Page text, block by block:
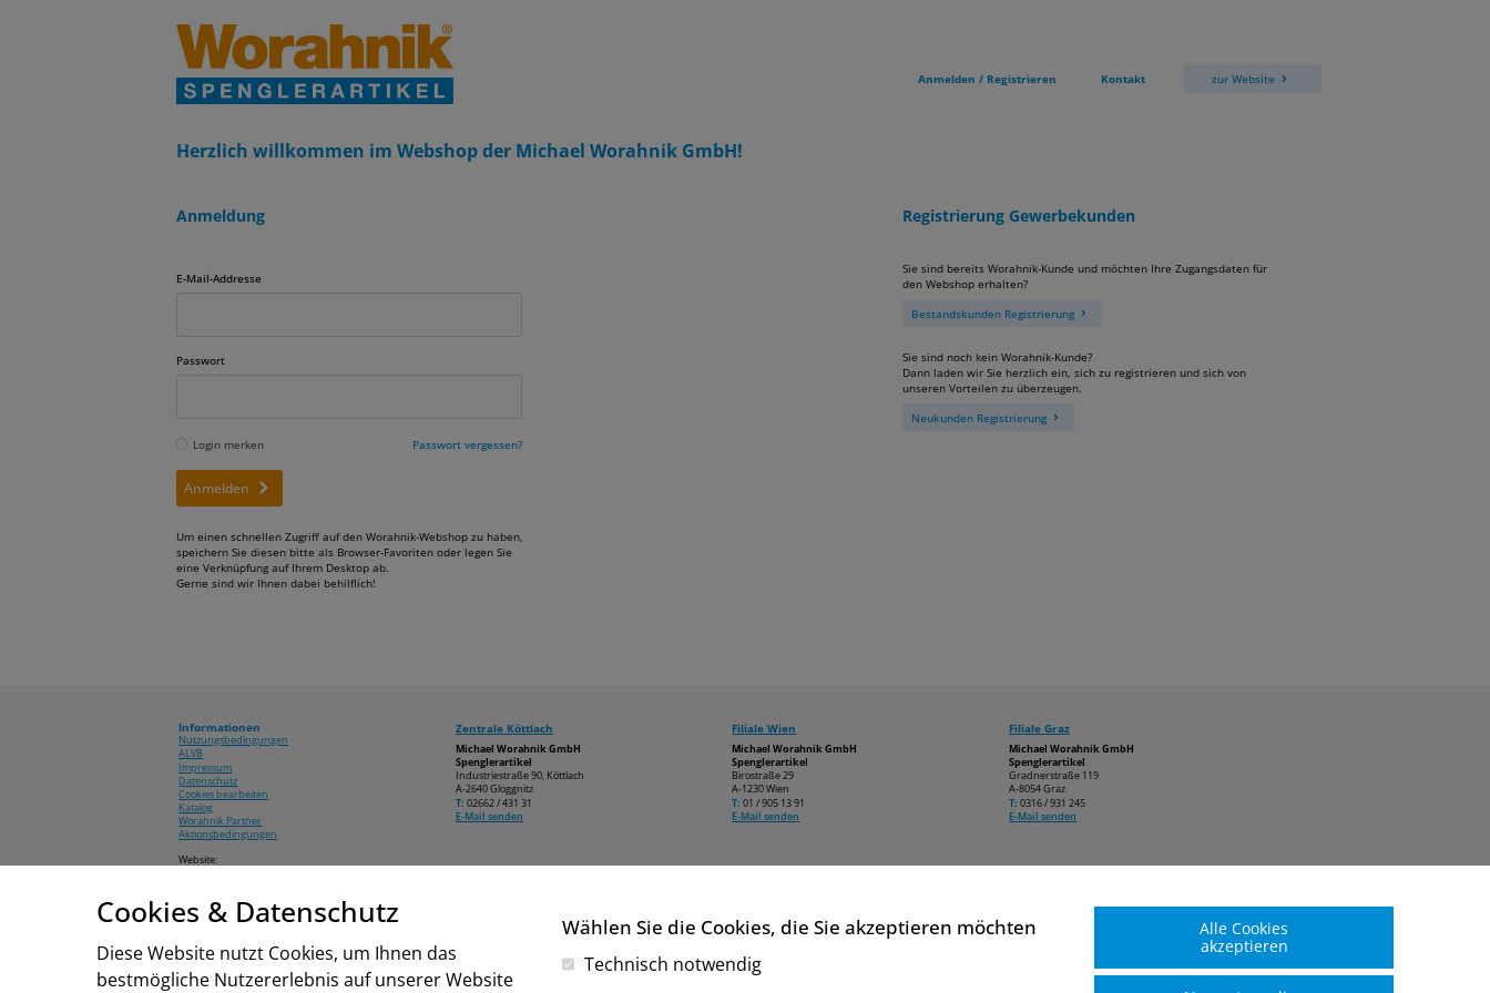
Anmelden / Registrieren Kontakt zur Website
Herzlich willkommen im Webshop der Michael Worahnik GmbH!
Anmeldung
E-Mail-Addresse
Passwort
Login merken Passwort vergessen?
Anmelden
Um einen schnellen Zugriff auf den Worahnik-Webshop zu haben,
speichern Sie diesen bitte als Browser-Favoriten oder legen Sie
eine Verknüpfung auf Ihrem Desktop ab.
Gerne sind wir Ihnen dabei behilflich!
Registrierung Gewerbekunden
Sie sind bereits Worahnik-Kunde und möchten Ihre Zugangsdaten für
den Webshop erhalten?
Bestandskunden Registrierung
Sie sind noch kein Worahnik-Kunde?
Dann laden wir Sie herzlich ein, sich zu registrieren und sich von
unseren Vorteilen zu überzeugen.
Neukunden Registrierung
Informationen
Nutzungsbedingungen
ALVB
Impressum
Datenschutz
Cookies bearbeiten
Katalog
Worahnik Partner
Aktionsbedingungen
Website:
Zentrale Köttlach
Michael Worahnik GmbH
Spenglerartikel
Industriestraße 90, Köttlach
A-2640 Gloggnitz
T: 02662 / 431 31
E-Mail senden
Filiale Wien
Michael Worahnik GmbH
Spenglerartikel
Birostraße 29
A-1230 Wien
T: 01 / 905 13 91
E-Mail senden
Filiale Graz
Michael Worahnik GmbH
Spenglerartikel
Gradnerstraße 119
A-8054 Graz
T: 0316 / 931 245
E-Mail senden
Cookies & Datenschutz
Diese Website nutzt Cookies, um Ihnen das
bestmögliche Nutzererlebnis auf unserer Website
Wählen Sie die Cookies, die Sie akzeptieren möchten
Technisch notwendig
Alle Cookies
akzeptieren